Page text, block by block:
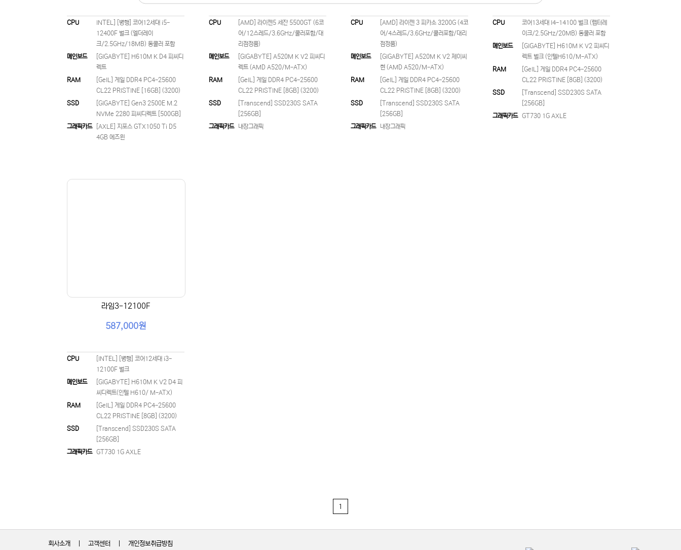
CPU
INTEL] [병행] 코어12세대 i5-
12400F 벌크 (엘더레이
크/2.5GHz/18MB) 동쿨러 포함
메인보드
[GIGABYTE] H610M K D4 피씨디
렉트
RAM
[GeIL] 게일 DDR4 PC4-25600
CL22 PRISTINE [16GB] (3200)
SSD
[GIGABYTE] Gen3 2500E M.2
NVMe 2280 피씨디렉트 [500GB]
그래픽카드
[AXLE] 지포스 GTX1050 Ti D5
4GB 에즈윈
CPU
[AMD] 라이젠5 세잔 5500GT (6코
어/12스레드/3.6GHz/쿨러포함/대
리점정품)
메인보드
[GIGABYTE] A520M K V2 피씨디
렉트 (AMD A520/M-ATX)
RAM
[GeIL] 게일 DDR4 PC4-25600
CL22 PRISTINE [8GB] (3200)
SSD
[Transcend] SSD230S SATA
[256GB]
그래픽카드
내장그래픽
CPU
[AMD] 라이젠 3 피카소 3200G (4코
어/4스레드/3.6GHz/쿨러포함/대리
점정품)
메인보드
[GIGABYTE] A520M K V2 제이씨
현 (AMD A520/M-ATX)
RAM
[GeIL] 게일 DDR4 PC4-25600
CL22 PRISTINE [8GB] (3200)
SSD
[Transcend] SSD230S SATA
[256GB]
그래픽카드
내장그래픽
CPU
코어13세대 I4-14100 벌크 (랩터레
이크/2.5GHz/20MB) 동쿨러 포함
메인보드
[GIGABYTE] H610M K V2 피씨디
렉트 벌크 (인텔H610/M-ATX)
RAM
[GeIL] 게일 DDR4 PC4-25600
CL22 PRISTINE [8GB] (3200)
SSD
[Transcend] SSD230S SATA
[256GB]
그래픽카드
GT730 1G AXLE
라임3-12100F
587,000원
CPU
[INTEL] [병행] 코어12세대 i3-
12100F 벌크
메인보드
[GIGABYTE] H610M K V2 D4 피
씨디렉트(인텔 H610/ M-ATX)
RAM
[GeIL] 게일 DDR4 PC4-25600
CL22 PRISTINE [8GB] (3200)
SSD
[Transcend] SSD230S SATA
[256GB]
그래픽카드
GT730 1G AXLE
회사소개 고객센터 개인정보취급방침